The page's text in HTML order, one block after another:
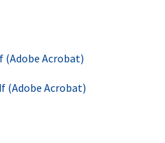
(Adobe Acrobat)
(Adobe Acrobat)